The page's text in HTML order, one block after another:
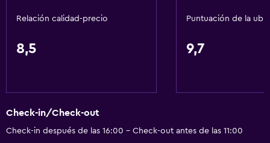
Relación calidad-precio
8,5
Puntuación de la
9,7
Check-in/Check-out
Check-in después de las 16:00 - Check-out antes de las 11:00